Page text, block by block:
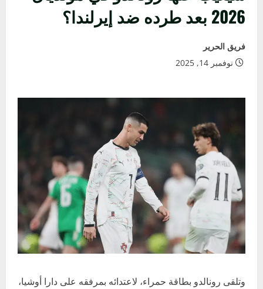
2026 بعد طرده ضد إيرلندا؟
فريق الحرير
نوفمبر 14, 2025
وتلقى رونالدو بطاقة حمراء، لاعتدائه بمرفقه على دارا أوشيا،